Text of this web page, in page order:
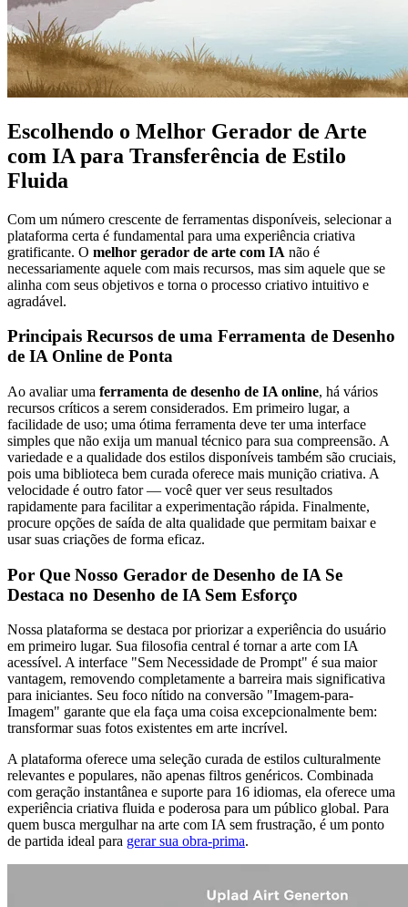
Escolhendo o Melhor Gerador de Arte
com IA para Transferência de Estilo
Fluida
Com um número crescente de ferramentas disponíveis, selecionar a
plataforma certa é fundamental para uma experiência criativa
gratificante. O melhor gerador de arte com IA não é
necessariamente aquele com mais recursos, mas sim aquele que se
alinha com seus objetivos e torna o processo criativo intuitivo e
agradável.
Principais Recursos de uma Ferramenta de Desenho
de IA Online de Ponta
Ao avaliar uma ferramenta de desenho de IA online, há vários
recursos críticos a serem considerados. Em primeiro lugar, a
facilidade de uso; uma ótima ferramenta deve ter uma interface
simples que não exija um manual técnico para sua compreensão. A
variedade e a qualidade dos estilos disponíveis também são cruciais,
pois uma biblioteca bem curada oferece mais munição criativa. A
velocidade é outro fator — você quer ver seus resultados
rapidamente para facilitar a experimentação rápida. Finalmente,
procure opções de saída de alta qualidade que permitam baixar e
usar suas criações de forma eficaz.
Por Que Nosso Gerador de Desenho de IA Se
Destaca no Desenho de IA Sem Esforço
Nossa plataforma se destaca por priorizar a experiência do usuário
em primeiro lugar. Sua filosofia central é tornar a arte com IA
acessível. A interface "Sem Necessidade de Prompt" é sua maior
vantagem, removendo completamente a barreira mais significativa
para iniciantes. Seu foco nítido na conversão "Imagem-para-
Imagem" garante que ela faça uma coisa excepcionalmente bem:
transformar suas fotos existentes em arte incrível.
A plataforma oferece uma seleção curada de estilos culturalmente
relevantes e populares, não apenas filtros genéricos. Combinada
com geração instantânea e suporte para 16 idiomas, ela oferece uma
experiência criativa fluida e poderosa para um público global. Para
quem busca mergulhar na arte com IA sem frustração, é um ponto
de partida ideal para gerar sua obra-prima.